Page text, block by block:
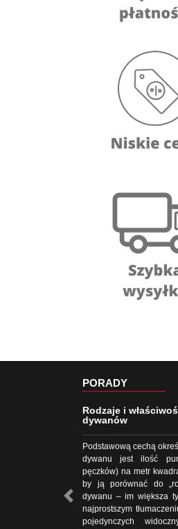
PORADY
Rodzaje i
dywanów
Podstawową cechą
dywanu jest ilość
pęczków) na metr
by ją porównać do
dywanu – im większa
najprostszym
pojedynczych